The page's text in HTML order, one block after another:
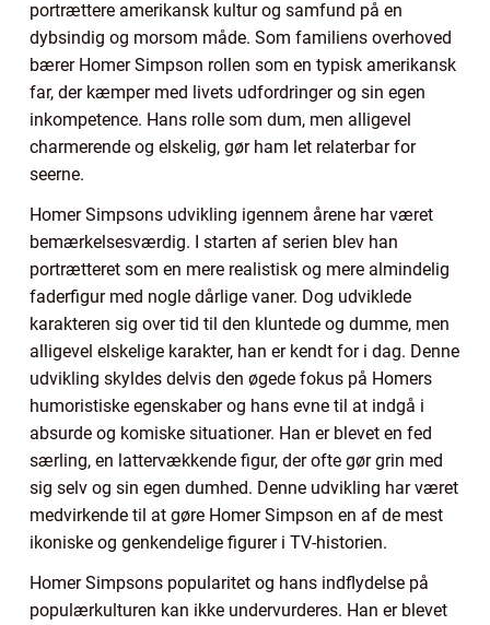
portrættere amerikansk kultur og samfund på en
dybsindig og morsom måde. Som familiens overhoved
bærer Homer Simpson rollen som en typisk amerikansk
far, der kæmper med livets udfordringer og sin egen
inkompetence. Hans rolle som dum, men alligevel
charmerende og elskelig, gør ham let relaterbar for
seerne.
Homer Simpsons udvikling igennem årene har været
bemærkelsesværdig. I starten af serien blev han
portrætteret som en mere realistisk og mere almindelig
faderfigur med nogle dårlige vaner. Dog udviklede
karakteren sig over tid til den kluntede og dumme, men
alligevel elskelige karakter, han er kendt for i dag. Denne
udvikling skyldes delvis den øgede fokus på Homers
humoristiske egenskaber og hans evne til at indgå i
absurde og komiske situationer. Han er blevet en fed
særling, en lattervækkende figur, der ofte gør grin med
sig selv og sin egen dumhed. Denne udvikling har været
medvirkende til at gøre Homer Simpson en af de mest
ikoniske og genkendelige figurer i TV-historien.
Homer Simpsons popularitet og hans indflydelse på
populærkulturen kan ikke undervurderes. Han er blevet